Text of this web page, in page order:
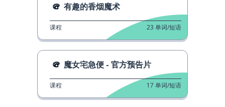
有趣的香烟魔术
课程 23 单词/短语
魔女宅急便 - 官方预告片
课程 17 单词/短语